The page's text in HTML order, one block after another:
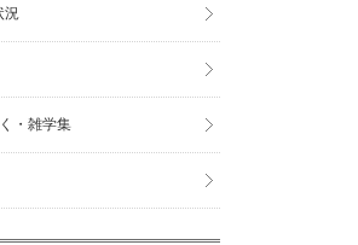
況
・雑学集